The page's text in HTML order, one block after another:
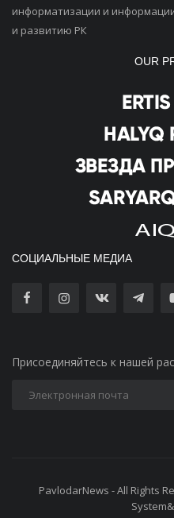
информатизации и
и развитию РК
OUR
СОЦИАЛЬНЫЕ МЕДИА
Присоединяйтесь к нашей
PavlodarNews - All Rights